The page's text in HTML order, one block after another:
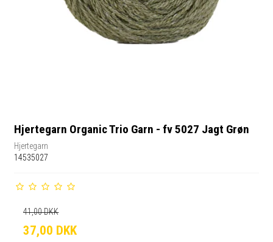
Hjertegarn Organic Trio Garn - fv 5027 Jagt Grøn
Hjertegarn
14535027
41,00 DKK
37,00 DKK